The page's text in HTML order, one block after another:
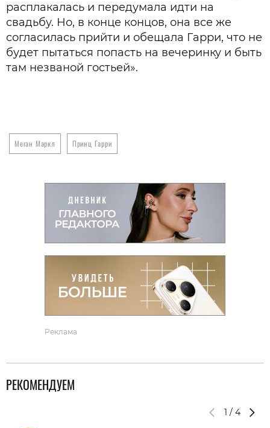
расплакалась и передумала идти на
свадьбу. Но, в конце концов, она все же
согласилась прийти и обещала Гарри, что не
будет пытаться попасть на вечеринку и быть
там незваной гостьей».
Меган Маркл Принц Гарри
Реклама
РЕКОМЕНДУЕМ
1 / 4